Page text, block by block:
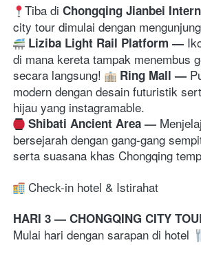
Tiba di Chongqing Jianbei
city tour dimulai dengan
Liziba Light Rail Platform —
di mana kereta tampak menembus
secara langsung!
Ring Mall —
modern dengan desain futuristik
hijau yang instagramable.
Shibati Ancient Area —
bersejarah dengan gang-gang
serta suasana khas Chongqing
Check-in hotel & Istirahat
HARI 3 — CHONGQING CITY
Mulai hari dengan sarapan di hotel